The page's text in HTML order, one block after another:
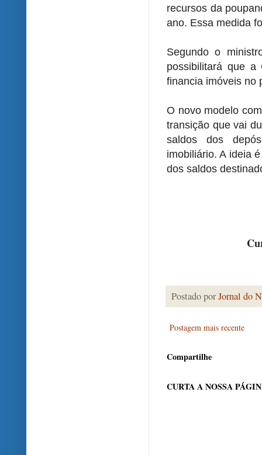
recursos da
ano. Essa medida
Segundo o
possibilitará que
financia imóveis no
O novo modelo
transição que vai
saldos dos
imobiliário. A ideia
dos saldos
Postado porJornal do
Postagem mais recente
Compartilhe
CURTA A NOSSA